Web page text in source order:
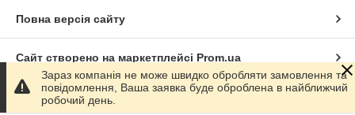
Повна версія сайту
Сайт створено на маркетплейсі Prom.ua
Політика конфіденційності
Зараз компанія не може швидко обробляти замовлення та
повідомлення, Ваша заявка буде оброблена в найближчий
робочий день.